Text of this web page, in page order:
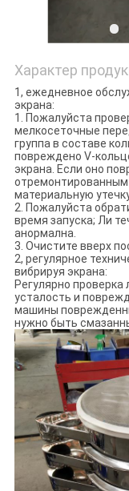
Характер
1, ежедневное
экрана:
1. Пожалуйста
мелкосеточные
группа в составе
повреждено V-
экрана. Если оно
материальную
2. Пожалуйста
время запуска; Ли
анормална.
3. Очистите вверх
2, регулярное
вибрируя экрана:
Регулярно проверка
усталость и
машины
нужно быть